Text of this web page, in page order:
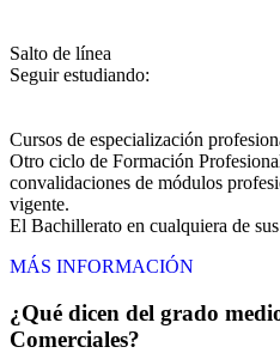
Salto de línea
Seguir estudiando:
Cursos de especialización
Otro ciclo de Formación
convalidaciones de módulos
vigente.
El Bachillerato en cualquiera de
MÁS INFORMACIÓN
¿Qué dicen del grado
Comerciales?